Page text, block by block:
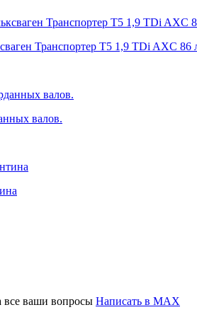
Транспортер Т5 1,9 TDi AXC 86
валов.
все ваши вопросы Написать в MAX